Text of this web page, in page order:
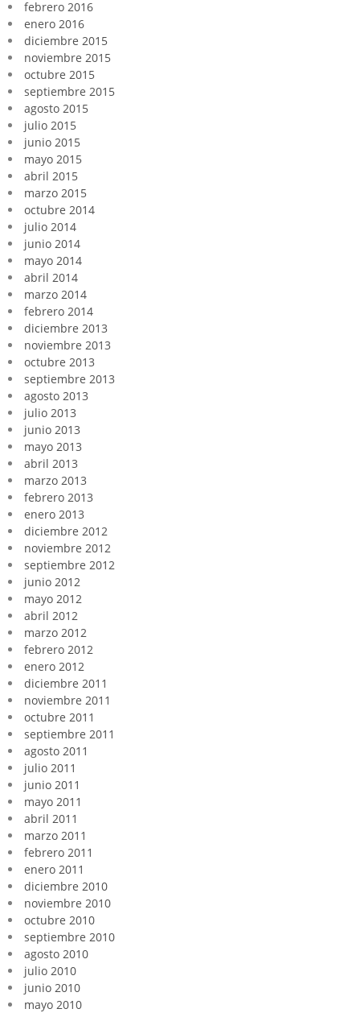
febrero 2016
enero 2016
diciembre 2015
noviembre 2015
octubre 2015
septiembre 2015
agosto 2015
julio 2015
junio 2015
mayo 2015
abril 2015
marzo 2015
octubre 2014
julio 2014
junio 2014
mayo 2014
abril 2014
marzo 2014
febrero 2014
diciembre 2013
noviembre 2013
octubre 2013
septiembre 2013
agosto 2013
julio 2013
junio 2013
mayo 2013
abril 2013
marzo 2013
febrero 2013
enero 2013
diciembre 2012
noviembre 2012
septiembre 2012
junio 2012
mayo 2012
abril 2012
marzo 2012
febrero 2012
enero 2012
diciembre 2011
noviembre 2011
octubre 2011
septiembre 2011
agosto 2011
julio 2011
junio 2011
mayo 2011
abril 2011
marzo 2011
febrero 2011
enero 2011
diciembre 2010
noviembre 2010
octubre 2010
septiembre 2010
agosto 2010
julio 2010
junio 2010
mayo 2010